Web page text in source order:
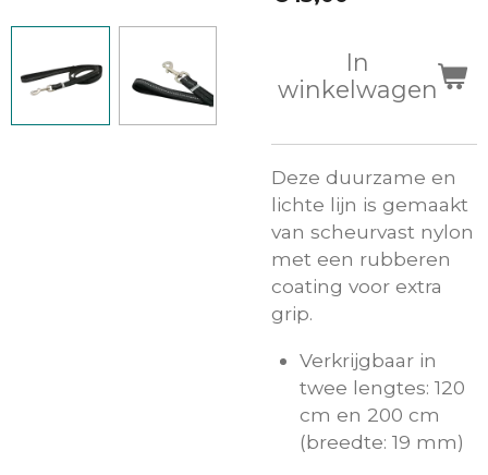
In
winkelwagen
Deze duurzame en
lichte lijn is gemaakt
van scheurvast nylon
met een rubberen
coating voor extra
grip.
Verkrijgbaar in
twee lengtes: 120
cm en 200 cm
(breedte: 19 mm)